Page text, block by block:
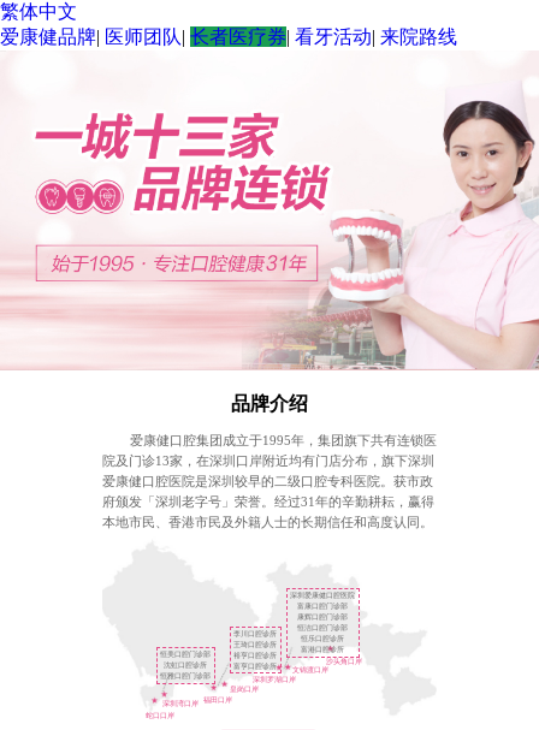
繁体中文
爱康健品牌| 医师团队| 长者医疗券| 看牙活动| 来院路线
品牌介绍
爱康健口腔集团成立于1995年，集团旗下共有连锁医
院及门诊13家，在深圳口岸附近均有门店分布，旗下深圳
爱康健口腔医院是深圳较早的二级口腔专科医院。获市政
府颁发「深圳老字号」荣誉。经过31年的辛勤耕耘，赢得
本地市民、香港市民及外籍人士的长期信任和高度认同。
蛇口口岸
深圳湾口岸 福田口岸
皇岗口岸
深圳罗湖口岸
文锦渡口岸
沙头角口岸
恒美口腔门诊部
沈虹口腔诊所
恒雅口腔门诊部
李川口腔诊所
王琦口腔诊所
裕亨口腔诊所
富亨口腔诊所
深圳爱康健口腔医院
富康口腔门诊部
康辉口腔门诊部
恒洁口腔门诊部
恒乐口腔诊所
富港口腔诊所